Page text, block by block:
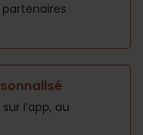
partenaires
l’app, au